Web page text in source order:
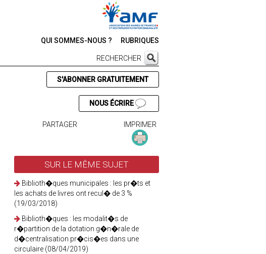
QUI SOMMES-NOUS ? RUBRIQUES
RECHERCHER
S'ABONNER GRATUITEMENT
NOUS ÉCRIRE
PARTAGER IMPRIMER
SUR LE MÊME SUJET
Biblioth�ques municipales : les pr�ts et
les achats de livres ont recul� de 3 %
(19/03/2018)
Biblioth�ques : les modalit�s de
r�partition de la dotation g�n�rale de
d�centralisation pr�cis�es dans une
circulaire (08/04/2019)